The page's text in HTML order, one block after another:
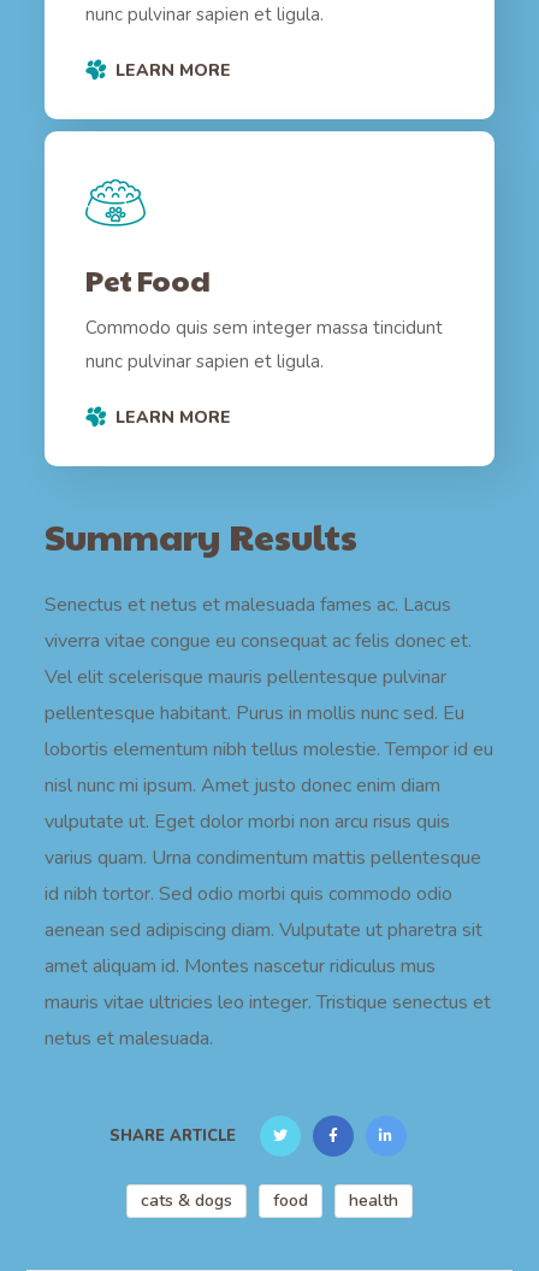
nunc pulvinar sapien et ligula.
LEARN MORE
Pet Food
Commodo quis sem integer massa tincidunt
nunc pulvinar sapien et ligula.
LEARN MORE
Summary Results
Senectus et netus et malesuada fames ac. Lacus
viverra vitae congue eu consequat ac felis donec et.
Vel elit scelerisque mauris pellentesque pulvinar
pellentesque habitant. Purus in mollis nunc sed. Eu
lobortis elementum nibh tellus molestie. Tempor id eu
nisl nunc mi ipsum. Amet justo donec enim diam
vulputate ut. Eget dolor morbi non arcu risus quis
varius quam. Urna condimentum mattis pellentesque
id nibh tortor. Sed odio morbi quis commodo odio
aenean sed adipiscing diam. Vulputate ut pharetra sit
amet aliquam id. Montes nascetur ridiculus mus
mauris vitae ultricies leo integer. Tristique senectus et
netus et malesuada.
SHARE ARTICLE
cats & dogs food health